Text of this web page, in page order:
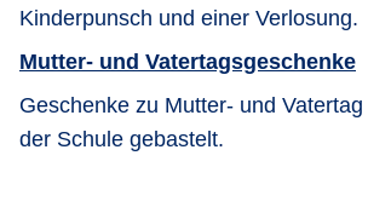
Kinderpunsch und einer Verlosung.
Mutter- und Vatertagsgeschenke
Geschenke zu Mutter- und
der Schule gebastelt.